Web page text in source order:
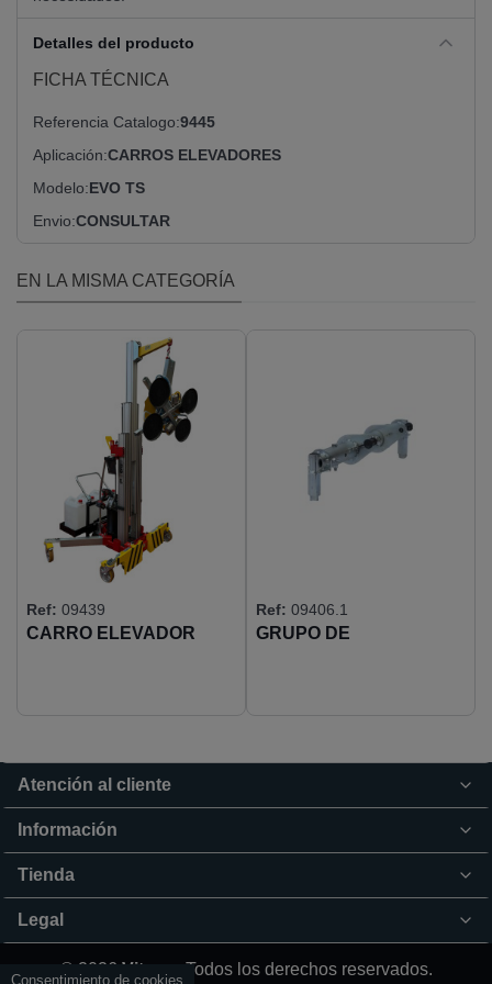
Detalles del producto
FICHA TÉCNICA
Referencia Catalogo 9445
Aplicación CARROS ELEVADORES
Modelo EVO TS
Envio CONSULTAR
EN LA MISMA CATEGORÍA
CARRO ELEVADOR
Ref: 09439
GRUPO DE
Ref: 09406.1
Atención al cliente
Información
Tienda
Legal
© 2026 Vitrum. Todos los derechos reservados.
Consentimiento de cookies